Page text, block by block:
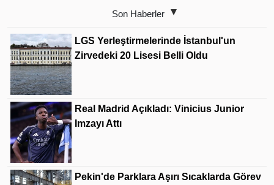
Son Haberler
LGS Yerleştirmelerinde İstanbul'un
Zirvedeki 20 Lisesi Belli Oldu
Real Madrid Açıkladı: Vinicius Junior
Imzayı Attı
Pekin'de Parklara Aşırı Sıcaklarda Görev